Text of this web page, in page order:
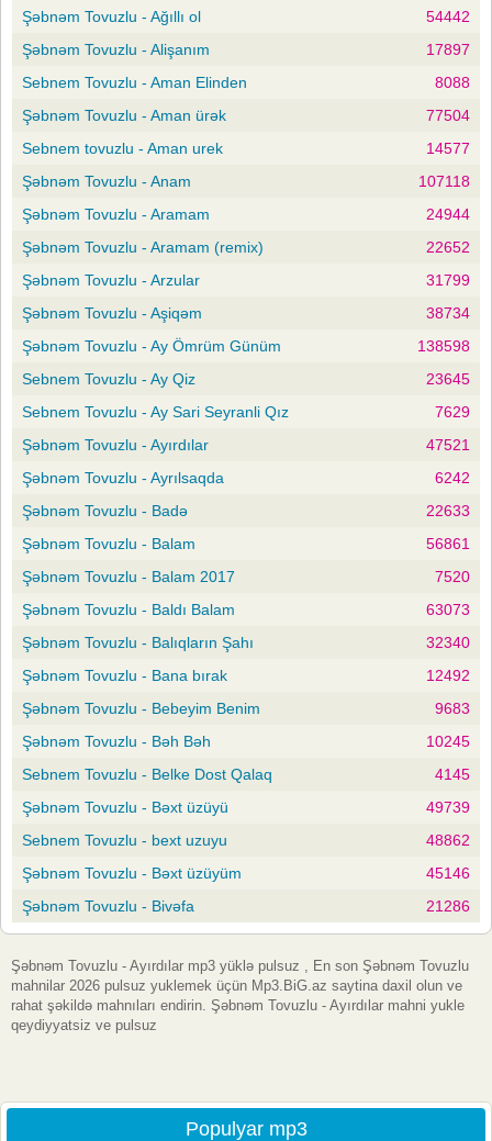
Şəbnəm Tovuzlu - Ağıllı ol
54442
Şəbnəm Tovuzlu - Alişanım
17897
Sebnem Tovuzlu - Aman Elinden
8088
Şəbnəm Tovuzlu - Aman ürək
77504
Sebnem tovuzlu - Aman urek
14577
Şəbnəm Tovuzlu - Anam
107118
Şəbnəm Tovuzlu - Aramam
24944
Şəbnəm Tovuzlu - Aramam (remix)
22652
Şəbnəm Tovuzlu - Arzular
31799
Şəbnəm Tovuzlu - Aşiqəm
38734
Şəbnəm Tovuzlu - Ay Ömrüm Günüm
138598
Sebnem Tovuzlu - Ay Qiz
23645
Sebnem Tovuzlu - Ay Sari Seyranli Qız
7629
Şəbnəm Tovuzlu - Ayırdılar
47521
Şəbnəm Tovuzlu - Ayrılsaqda
6242
Şəbnəm Tovuzlu - Badə
22633
Şəbnəm Tovuzlu - Balam
56861
Şəbnəm Tovuzlu - Balam 2017
7520
Şəbnəm Tovuzlu - Baldı Balam
63073
Şəbnəm Tovuzlu - Balıqların Şahı
32340
Şəbnəm Tovuzlu - Bana bırak
12492
Şəbnəm Tovuzlu - Bebeyim Benim
9683
Şəbnəm Tovuzlu - Bəh Bəh
10245
Sebnem Tovuzlu - Belke Dost Qalaq
4145
Şəbnəm Tovuzlu - Bəxt üzüyü
49739
Sebnem Tovuzlu - bext uzuyu
48862
Şəbnəm Tovuzlu - Bəxt üzüyüm
45146
Şəbnəm Tovuzlu - Bivəfa
21286
Şəbnəm Tovuzlu - Ayırdılar mp3 yüklə pulsuz , En son Şəbnəm Tovuzlu
mahnilar 2026 pulsuz yuklemek üçün Mp3.BiG.az saytina daxil olun ve
rahat şəkildə mahnıları endirin. Şəbnəm Tovuzlu - Ayırdılar mahni yukle
qeydiyyatsiz ve pulsuz
Populyar mp3